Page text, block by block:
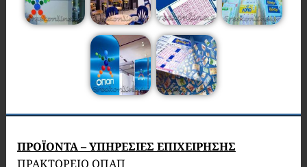
ΠΡΟΪΟΝΤΑ – ΥΠΗΡΕΣΙΕΣ ΕΠΙΧΕΙΡΗΣΗΣ
ΠΡΑΚΤΟΡΕΙΟ ΟΠΑΠ